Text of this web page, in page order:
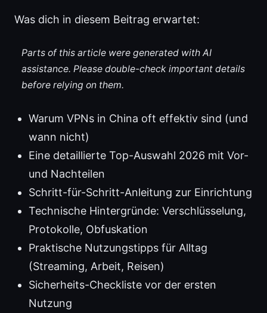
Was dich in diesem Beitrag erwartet:
Parts of this article were generated with AI
assistance. Please double-check important details
before relying on them.
Warum VPNs in China oft effektiv sind (und
wann nicht)
Eine detaillierte Top-Auswahl 2026 mit Vor-
und Nachteilen
Schritt-für-Schritt-Anleitung zur Einrichtung
Technische Hintergründe: Verschlüsselung,
Protokolle, Obfuskation
Praktische Nutzungstipps für Alltag
(Streaming, Arbeit, Reisen)
Sicherheits-Checkliste vor der ersten
Nutzung